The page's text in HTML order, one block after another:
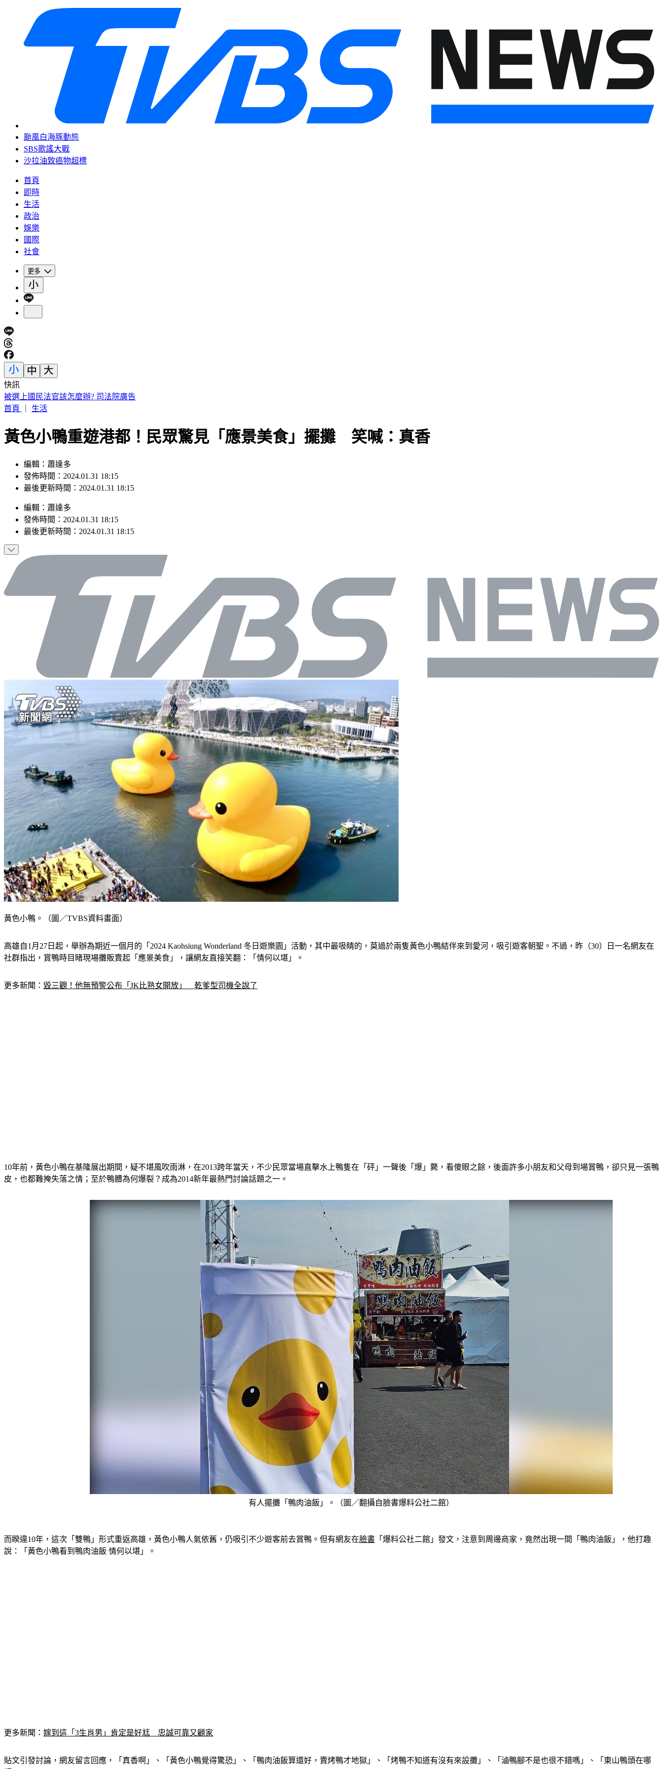
颱風白海豚動態
SBS歌謠大戰
沙拉油致癌物超標
首頁
即時
生活
政治
娛樂
國際
社會
更多
快訊
被選上國民法官該怎麼辦? 司法院廣告
首頁
生活
黃色小鴨重遊港都！民眾驚見「應景美食」擺攤 笑喊：真香
編輯：蕭達多
發佈時間：2024.01.31 18:15
最後更新時間：2024.01.31 18:15
編輯 ： 蕭達多
發佈時間： 2024.01.31 18:15
最後更新時間： 2024.01.31 18:15
黃色小鴨。（圖／TVBS資料畫面）
高雄自1月27日起，舉辦為期近一個月的「2024 Kaohsiung Wonderland 冬日遊樂園」活動，其中最吸睛的，莫過於兩隻黃色小鴨結伴來到愛河，吸引遊客朝聖。不過，昨（30）日一名網友在
社群指出，賞鴨時目睹現場攤販賣起「應景美食」，讓網友直接笑翻：「情何以堪」。
更多新聞： 毀三觀！他無預警公布「JK比熟女開放」　乾爹型司機全說了
10年前，黃色小鴨在基隆展出期間，疑不堪風吹雨淋，在2013跨年當天，不少民眾當場直擊水上鴨隻在「砰」一聲後「爆」斃，看傻眼之餘，後面許多小朋友和父母到場賞鴨，卻只見一張鴨
皮，也都難掩失落之情；至於鴨體為何爆裂？成為2014新年最熱門討論話題之一。
有人擺攤「鴨肉油飯」。（圖／翻攝自臉書爆料公社二館）
而睽違10年，這次「雙鴨」形式重返高雄，黃色小鴨人氣依舊，仍吸引不少遊客前去賞鴨。但有網友在臉書 「爆料公社二館」發文，注意到周邊商家，竟然出現一間「鴨肉油飯」，他打趣
說：「黃色小鴨看到鴨肉油飯 情何以堪」。
更多新聞： 嫁到這「3生肖男」肯定是好尪　忠誠可靠又顧家
貼文引發討論，網友留言回應，「真香啊」、「黃色小鴨覺得驚恐」、「鴨肉油飯算還好，賣烤鴨才地獄」、「烤鴨不知道有沒有來設攤」、「滷鴨腳不是也很不錯嗎」、「東山鴨頭在哪